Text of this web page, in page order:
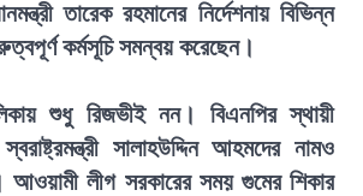
তারেক রহমানের নির্দেশনায় বিভিন্ন
কর্মসূচি সমন্বয় করেছেন।
শুধু রিজভীই নন। বিএনপির স্থায়ী
সালাহউদ্দিন আহমদের নামও
লীগ সরকারের সময় গুমের শিকার